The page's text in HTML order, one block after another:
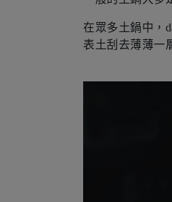
在眾多土鍋中，
表土刮去薄薄一